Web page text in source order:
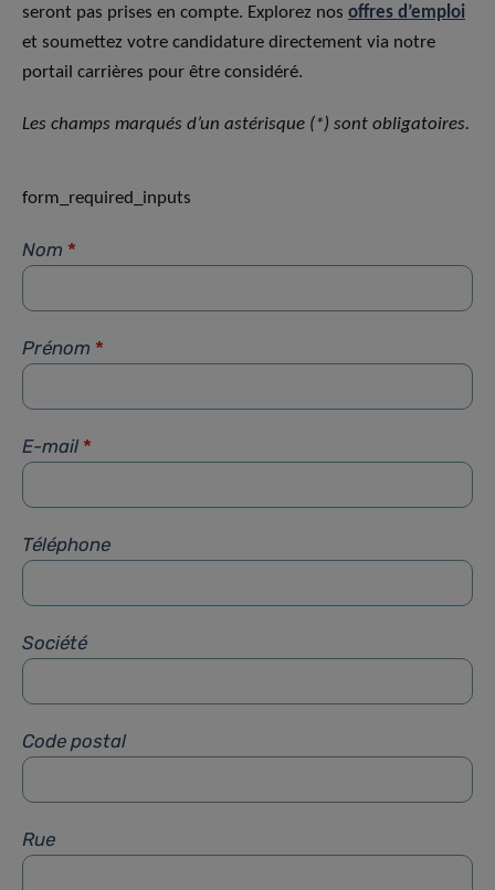
seront pas prises en compte. Explorez nos offres d’emploi
et soumettez votre candidature directement via notre
portail carrières pour être considéré.
Les champs marqués d’un astérisque (*) sont obligatoires.
form_required_inputs
Nom *
Prénom *
E-mail *
Téléphone
Société
Code postal
Rue